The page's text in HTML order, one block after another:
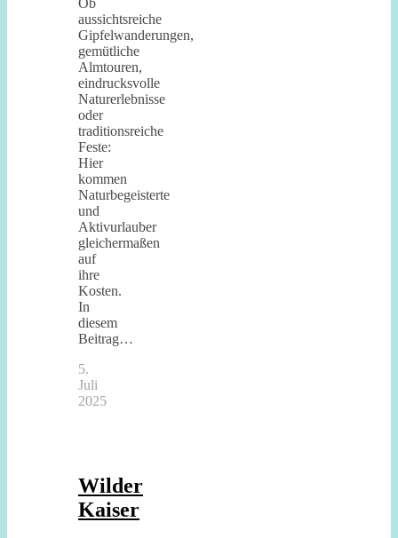
aussichtsreiche
Gipfelwanderungen,
gemütliche
Almtouren,
eindrucksvolle
Naturerlebnisse
oder
traditionsreiche
Feste:
Hier
kommen
Naturbegeisterte
und
Aktivurlauber
gleichermaßen
auf
ihre
Kosten.
In
diesem
Beitrag…
5.
Juli
2025
Wilder
Kaiser